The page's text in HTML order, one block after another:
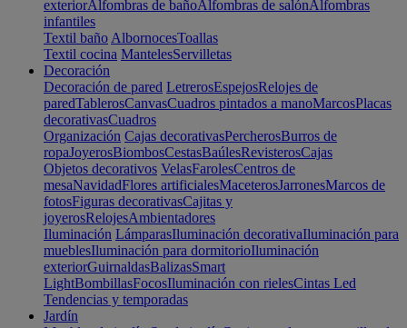
exteriorAlfombras de bañoAlfombras de salónAlfombras
infantiles
Textil baño AlbornocesToallas
Textil cocina MantelesServilletas
Decoración
Decoración de pared LetrerosEspejosRelojes de
paredTablerosCanvasCuadros pintados a manoMarcosPlacas
decorativasCuadros
Organización Cajas decorativasPercherosBurros de
ropaJoyerosBiombosCestasBaúlesRevisterosCajas
Objetos decorativos VelasFarolesCentros de
mesaNavidadFlores artificialesMaceterosJarronesMarcos de
fotosFiguras decorativasCajitas y
joyerosRelojesAmbientadores
Iluminación LámparasIluminación decorativaIluminación para
mueblesIluminación para dormitorioIluminación
exteriorGuirnaldasBalizasSmart
LightBombillasFocosIluminación con rielesCintas Led
Tendencias y temporadas
Jardín